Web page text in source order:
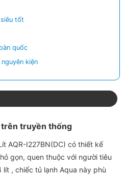
tốt
quốc
kiện
trên truyền thống
AQR-I227BN(DC) có thiết kế
gọn, quen thuộc với người tiêu
, chiếc tủ lạnh Aqua này phù